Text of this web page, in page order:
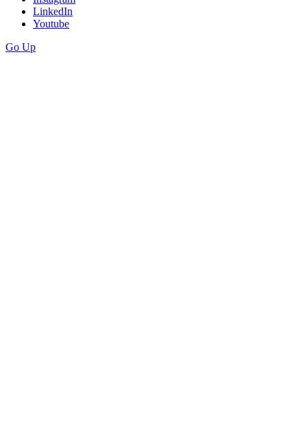
LinkedIn
Youtube
Go Up